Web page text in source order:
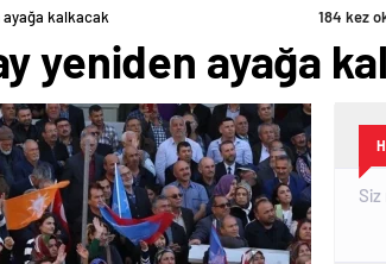
ayağa kalkacak 184 kez
yeniden ayağa